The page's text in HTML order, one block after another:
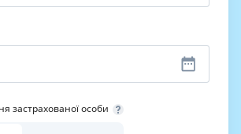
застрахованої особи